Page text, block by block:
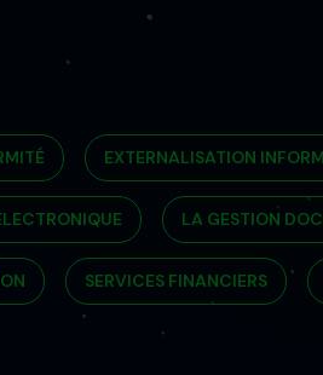
EXTERNALISATION
LA GESTION
SERVICES FINANCIERS